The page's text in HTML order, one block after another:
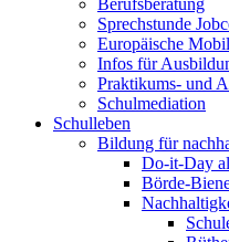
Berufsberatung
Sprechstunde
Europäische
Infos für
Praktikums- und
Schulmediation
Schulleben
Bildung für
Do-it-Day
Börde-